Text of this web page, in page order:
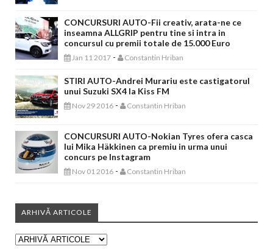
CONCURSURI AUTO-Fii creativ, arata-ne ce
inseamna ALLGRIP pentru tine si intra in
concursul cu premii totale de 15.000 Euro
Jan 11 2017 - Constantin Hriban
STIRI AUTO-Andrei Murariu este castigatorul
unui Suzuki SX4 la Kiss FM
Nov 29 2016 - Constantin Hriban
CONCURSURI AUTO-Nokian Tyres ofera casca
lui Mika Häkkinen ca premiu in urma unui
concurs pe Instagram
Nov 01 2016 - Constantin Hriban
ARHIVĂ ARTICOLE